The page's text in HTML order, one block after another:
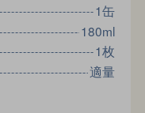
1缶
180ml
1枚
適量